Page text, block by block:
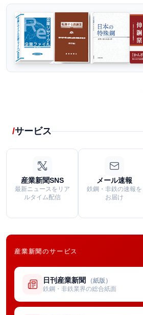
サービス
産業新聞SNS
最新ニュースをリア
ルタイム配信
メール速報
鉄鋼・非鉄の速報を
お届け
産業新聞のサービス
日刊産業新聞 （紙版）
鉄鋼・非鉄業界の総合紙面